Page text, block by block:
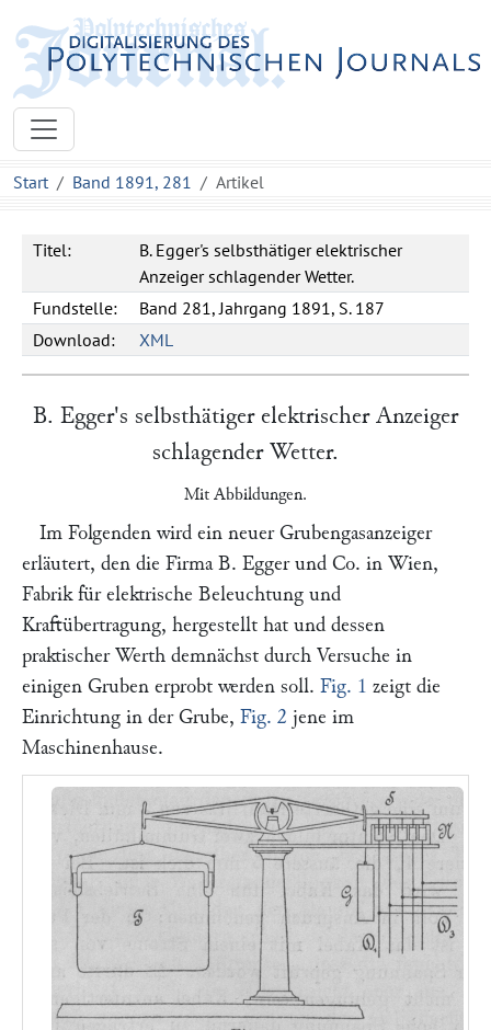
Start Band 1891, 281 Artikel
Titel:
B. Egger's selbsthätiger elektrischer
Anzeiger schlagender Wetter.
Fundstelle:
Band 281, Jahrgang 1891, S. 187
Download:
XML
B. Egger's selbsthätiger elektrischer Anzeiger
schlagender Wetter.
Mit Abbildungen.
Im Folgenden wird ein neuer Grubengasanzeiger
erläutert, den die Firma B. Egger und Co. in Wien,
Fabrik für elektrische Beleuchtung und
Kraftübertragung, hergestellt hat und dessen
praktischer Werth demnächst durch Versuche in
einigen Gruben erprobt werden soll. Fig. 1 zeigt die
Einrichtung in der Grube, Fig. 2 jene im
Maschinenhause.